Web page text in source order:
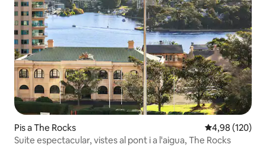
Pis a The Rocks 4,98 de
4,98 (120)
Suite espectacular, vistes al pont i a l'aigua, The Rocks